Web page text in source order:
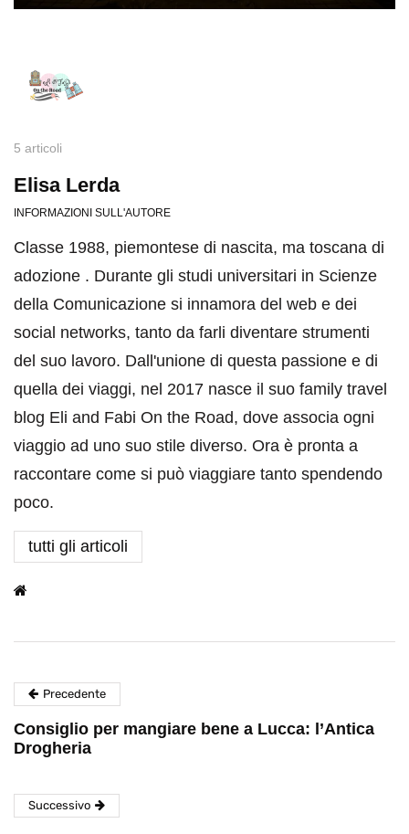
5 articoli
Elisa Lerda
INFORMAZIONI SULL'AUTORE
Classe 1988, piemontese di nascita, ma toscana di
adozione . Durante gli studi universitari in Scienze
della Comunicazione si innamora del web e dei
social networks, tanto da farli diventare strumenti
del suo lavoro. Dall'unione di questa passione e di
quella dei viaggi, nel 2017 nasce il suo family travel
blog Eli and Fabi On the Road, dove associa ogni
viaggio ad uno suo stile diverso. Ora è pronta a
raccontare come si può viaggiare tanto spendendo
poco.
tutti gli articoli
Precedente
Consiglio per mangiare bene a Lucca: l’Antica
Drogheria
Successivo